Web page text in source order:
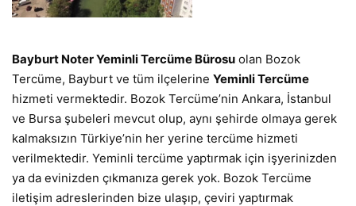
Bayburt NoterYeminli Tercüme Bürosu olan Bozok
Tercüme, Bayburt ve tüm ilçelerine Yeminli Tercüme
hizmeti vermektedir. Bozok Tercüme’nin Ankara, İstanbul
ve Bursa şubeleri mevcut olup, aynı şehirde olmaya gerek
kalmaksızın Türkiye’nin her yerine tercüme hizmeti
verilmektedir. Yeminli tercüme yaptırmak için işyerinizden
ya da evinizden çıkmanıza gerek yok. Bozok Tercüme
iletişim adreslerinden bize ulaşıp, çeviri yaptırmak